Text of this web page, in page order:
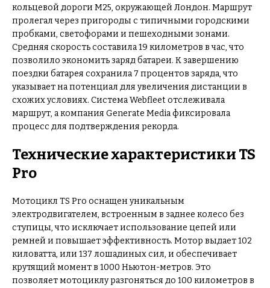
кольцевой дороги M25, окружающей Лондон. Маршрут
пролегал через пригороды с типичными городскими
пробками, светофорами и пешеходными зонами.
Средняя скорость составила 19 километров в час, что
позволило экономить заряд батареи. К завершению
поездки батарея сохранила 7 процентов заряда, что
указывает на потенциал для увеличения дистанции в
схожих условиях. Система Webfleet отслеживала
маршрут, а компания Generate Media фиксировала
процесс для подтверждения рекорда.
Технические характеристики TS
Pro
Мотоцикл TS Pro оснащен уникальным
электродвигателем, встроенным в заднее колесо без
ступицы, что исключает использование цепей или
ремней и повышает эффективность. Мотор выдает 102
киловатта, или 137 лошадиных сил, и обеспечивает
крутящий момент в 1000 Ньютон-метров. Это
позволяет мотоциклу разгоняться до 100 километров в